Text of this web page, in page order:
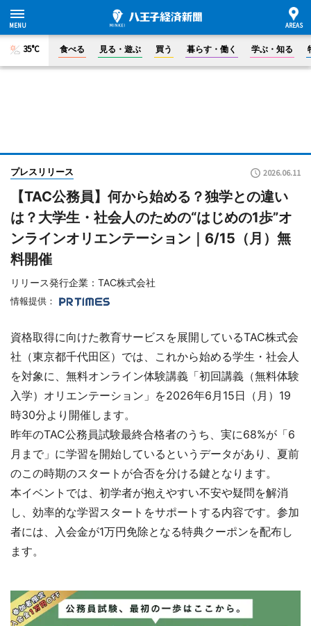
35°C 食べる 見る・遊ぶ 買う 暮らす・働く 学ぶ・知る
プレスリリース 2026.06.11
【TAC公務員】何から始める？独学との違い
は？大学生・社会人のための“はじめの1歩”オ
ンラインオリエンテーション｜6/15（月）無
料開催
リリース発行企業：TAC株式会社
情報提供：
資格取得に向けた教育サービスを展開しているTAC株式会
社（東京都千代田区）では、これから始める学生・社会人
を対象に、無料オンライン体験講義「初回講義（無料体験
入学）オリエンテーション」を2026年6月15日（月）19
時30分より開催します。
昨年のTAC公務員試験最終合格者のうち、実に68%が「6
月まで」に学習を開始しているというデータがあり、夏前
のこの時期のスタートが合否を分ける鍵となります。
本イベントでは、初学者が抱えやすい不安や疑問を解消
し、効率的な学習スタートをサポートする内容です。参加
者には、入会金が1万円免除となる特典クーポンを配布し
ます。